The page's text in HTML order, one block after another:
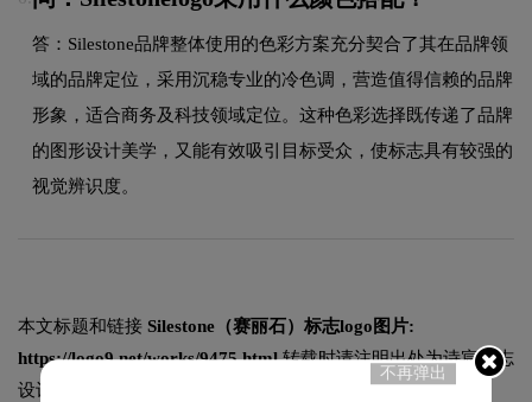
答：Silestone品牌整体使用的色彩方案充分契合了其在品牌领
域的品牌定位，采用沉稳专业的冷色调，营造值得信赖的品牌
形象，适合商务及科技领域定位。这种色彩选择既传递了品牌
的图形设计美学，又能有效吸引目标受众，使标志具有较强的
视觉辨识度。
本文标题和链接 Silestone（赛丽石）标志logo图片:
https://logo9.net/works/9475.html转载时请注明出处为诗宸标志
设计及本链接!
不再弹出